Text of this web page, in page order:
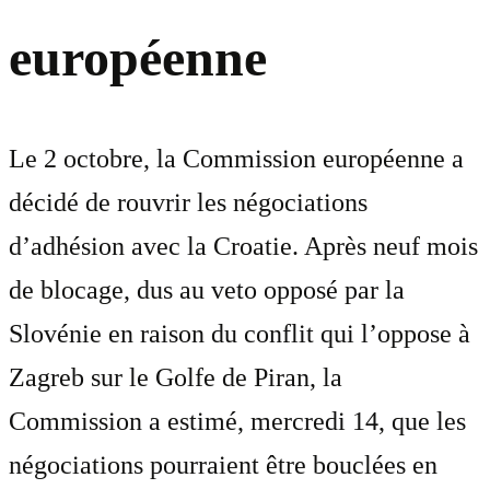
européenne
Le 2 octobre, la Commission européenne a
décidé de rouvrir les négociations
d’adhésion avec la Croatie. Après neuf mois
de blocage, dus au veto opposé par la
Slovénie en raison du conflit qui l’oppose à
Zagreb sur le Golfe de Piran, la
Commission a estimé, mercredi 14, que les
négociations pourraient être bouclées en